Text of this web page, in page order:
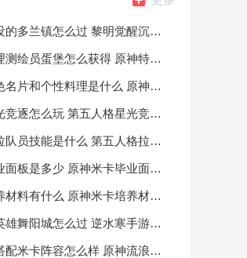
黎明觉醒沉没的多兰镇怎么过 黎明觉醒沉没的多兰镇据点攻略
原神特色料理测绘员蛋堡怎么获得 原神特色料理测绘员蛋堡获得方法
原神米卡角色名片和个性料理是什么 原神米卡个性物品一览
第五人格星光竞逐怎么玩 第五人格星光竞逐活动介绍
第五人格拉拉队员技能是什么 第五人格拉拉队员技能介绍
原神米卡毕业面板是多少 原神米卡毕业面板参考
原神米卡培养材料有什么 原神米卡培养材料一览
逆水寒手游英雄舞阳城怎么过 逆水寒手游英雄舞阳城攻略
原神流浪者搭配米卡阵容怎么样 原神流浪者和米卡的阵容搭配思路